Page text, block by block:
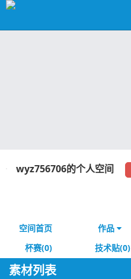
wyz756706的个人空间
空间首页 作品
杯赛(0)
技术贴(0)
素材列表